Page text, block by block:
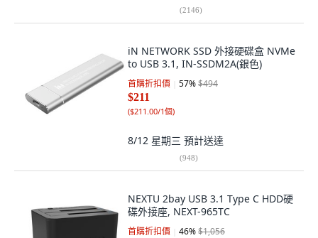
(2146)
iN NETWORK SSD 外接硬碟盒 NVMe
to USB 3.1, IN-SSDM2A(銀色)
首購折扣價 57%$494
$211
($211.00/1個)
8/12 星期三 預計送達
(948)
NEXTU 2bay USB 3.1 Type C HDD硬
碟外接座, NEXT-965TC
首購折扣價 46%$1,056